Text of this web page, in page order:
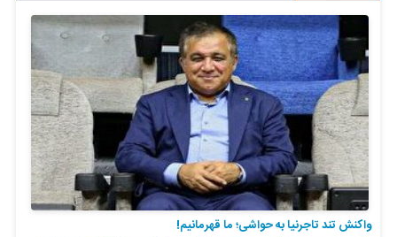
واکنش تند تاجرنیا به حواشی؛ ما قهرمانیم!